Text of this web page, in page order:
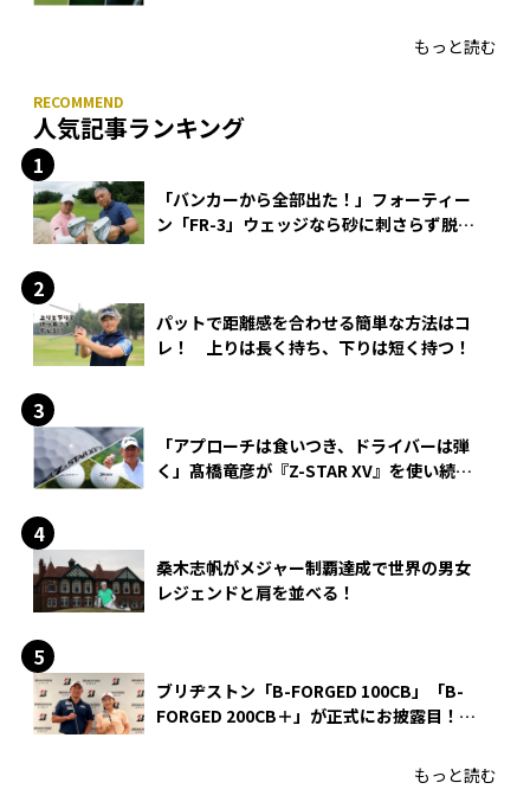
もっと読む
人気記事ランキング
「バンカーから全部出た！」フォーティー
ン「FR-3」ウェッジなら砂に刺さらず脱出
パットで距離感を合わせる簡単な方法はコ
レ！ 上りは長く持ち、下りは短く持つ！
「アプローチは食いつき、ドライバーは弾
く」髙橋竜彦が『Z-STAR XV』を使い続け
桑木志帆がメジャー制覇達成で世界の男女
レジェンドと肩を並べる！
ブリヂストン「B-FORGED 100CB」「B-
FORGED 200CB＋」が正式にお披露目！
もっと読む